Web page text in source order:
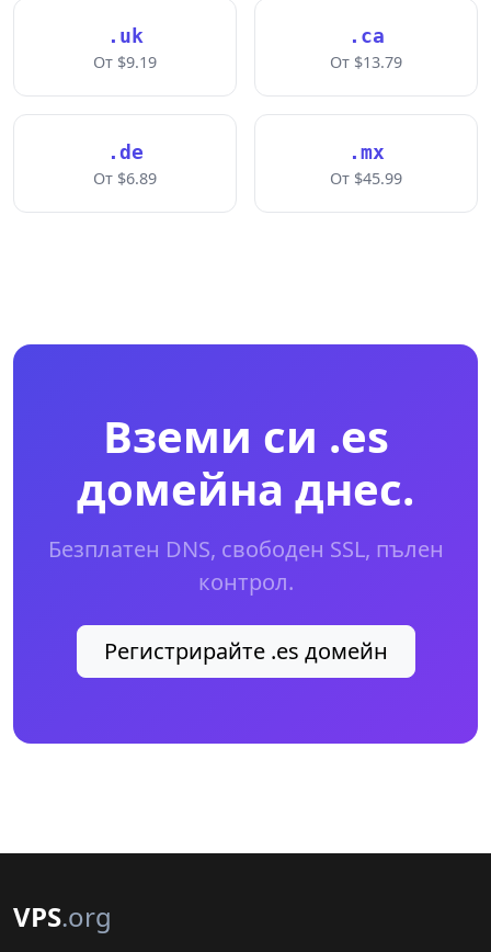
.uk
От $9.19
.ca
От $13.79
.de
От $6.89
.mx
От $45.99
Вземи си .es
домейна днес.
Безплатен DNS, свободен SSL, пълен
контрол.
Регистрирайте .es домейн
VPS.org